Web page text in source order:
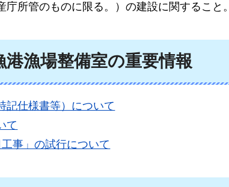
所管のものに限る。）の建設に関すること。
港漁場整備室の重要情報
記仕様書等）について
て
事」の試行について